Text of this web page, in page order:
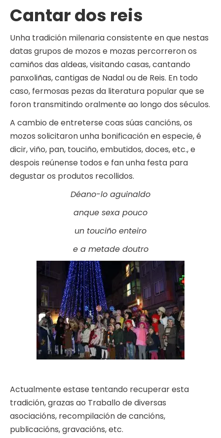
Cantar dos reis
Unha tradición milenaria consistente en que nestas
datas grupos de mozos e mozas percorreron os
camiños das aldeas, visitando casas, cantando
panxoliñas, cantigas de Nadal ou de Reis. En todo
caso, fermosas pezas da literatura popular que se
foron transmitindo oralmente ao longo dos séculos.
A cambio de entreterse coas súas cancións, os
mozos solicitaron unha bonificación en especie, é
dicir, viño, pan, touciño, embutidos, doces, etc., e
despois reúnense todos e fan unha festa para
degustar os produtos recollidos.
Déano-lo aguinaldo
anque sexa pouco
un touciño enteiro
e a metade doutro
Actualmente estase tentando recuperar esta
tradición, grazas ao Traballo de diversas
asociacións, recompilación de cancións,
publicacións, gravacións, etc.